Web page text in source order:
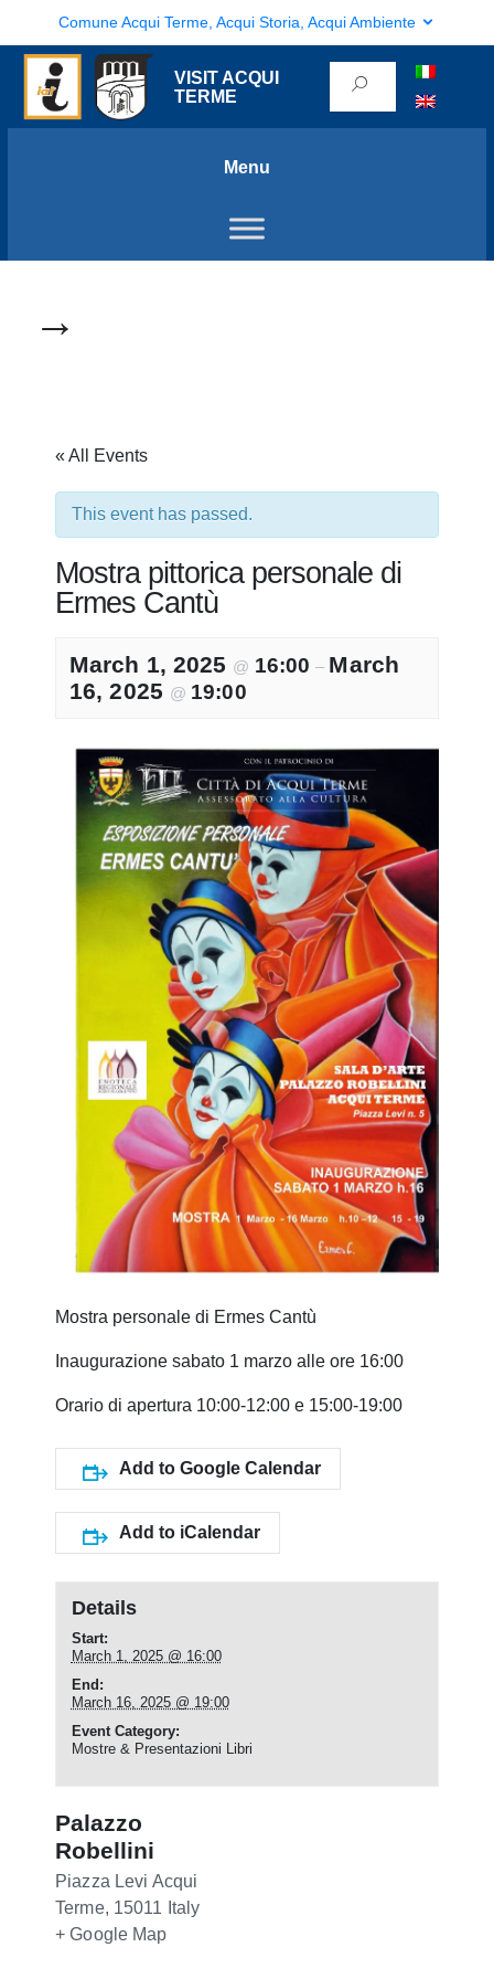
Comune Acqui Terme, Acqui Storia, Acqui Ambiente
VISIT ACQUI
TERME
Menu
→
« All Events
This event has passed.
Mostra pittorica personale di
Ermes Cantù
March 1, 2025 @ 16:00– March
16, 2025 @ 19:00
Mostra personale di Ermes Cantù
Inaugurazione sabato 1 marzo alle ore 16:00
Orario di apertura 10:00-12:00 e 15:00-19:00
Add to Google Calendar
Add to iCalendar
Details
Start:
March 1, 2025 @ 16:00
End:
March 16, 2025 @ 19:00
Event Category:
Mostre & Presentazioni Libri
Palazzo
Robellini
Piazza Levi Acqui
Terme, 15011 Italy
+ Google Map